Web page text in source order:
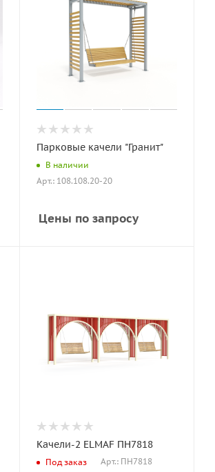
Парковые качели "Гранит"
В наличии
Арт.: 108.108.20-20
Цены по запросу
Качели-2 ELMAF ПН7818
Под заказ Арт.: ПН7818